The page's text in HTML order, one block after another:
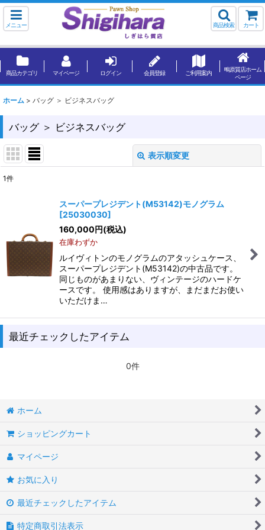
メニュー 商品検索 カート
商品カテゴリ マイページ ログイン 会員登録 ご利用案内
鴫原質店ホーム
ページ
ホーム > バッグ ＞ ビジネスバッグ
バッグ ＞ ビジネスバッグ
表示順変更
絞り込む
1件
スーパープレジデント(M53142)モノグラム
[25030030]
160,000円(税込)
在庫わずか
ルイヴィトンのモノグラムのアタッシュケース、
スーパープレジデント(M53142)の中古品です。
同じものがあまりない、ヴィンテージのハードケ
ースです。 使用感はありますが、まだまだお使い
いただけま…
最近チェックしたアイテム
0件
ホーム
ショッピングカート
マイページ
お気に入り
最近チェックしたアイテム
特定商取引法表示